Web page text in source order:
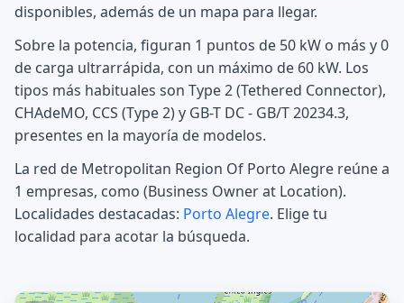
disponibles, además de un mapa para llegar.
Sobre la potencia, figuran 1 puntos de 50 kW o más y 0
de carga ultrarrápida, con un máximo de 60 kW. Los
tipos más habituales son Type 2 (Tethered Connector),
CHAdeMO, CCS (Type 2) y GB-T DC - GB/T 20234.3,
presentes en la mayoría de modelos.
La red de Metropolitan Region Of Porto Alegre reúne a
1 empresas, como (Business Owner at Location).
Localidades destacadas: Porto Alegre. Elige tu
localidad para acotar la búsqueda.